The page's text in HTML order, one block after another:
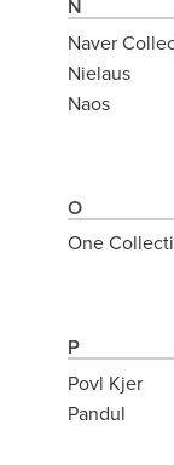
N
Naver
Nielaus
Naos
O
One
P
Povl Kjer
Pandul